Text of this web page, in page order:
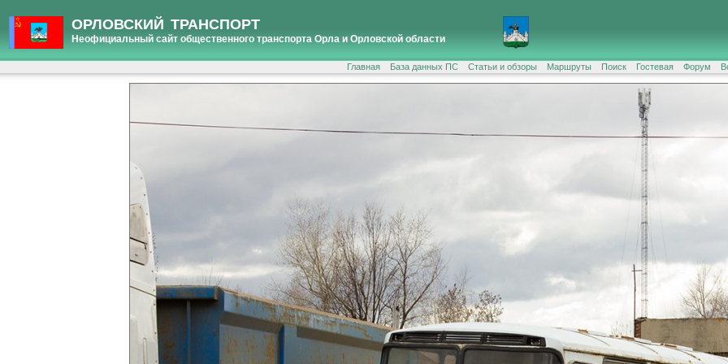
ОРЛОВСКИЙ ТРАНСПОРТ
Неофициальный сайт общественного транспорта Орла и Орловской области
Главная База данных ПС Статьи и обзоры Маршруты Поиск Гостевая Форум